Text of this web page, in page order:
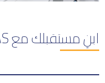
ابنِ مستقبلك مع UAS: